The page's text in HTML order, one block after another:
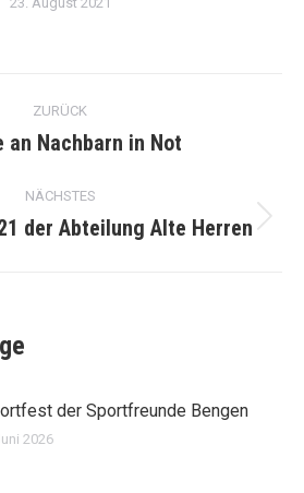
ZURÜCK
Vorheriger
an Nachbarn in Not
NÄCHSTES
Nächster
der Abteilung Alte Herren
der Sportfreunde Bengen
2026